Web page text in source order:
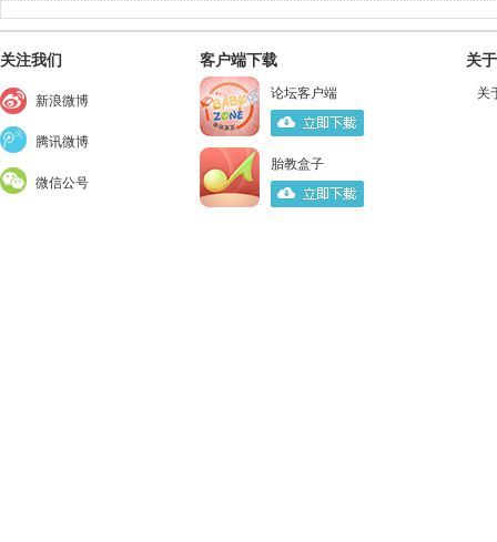
关注我们
新浪微博
腾讯微博
微信公号
客户端下载
论坛客户端
胎教盒子
关
关